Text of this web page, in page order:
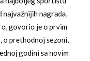
najvažnijih nagrada,
govorio je o prvim
o prethodnoj sezoni,
godini sa novim